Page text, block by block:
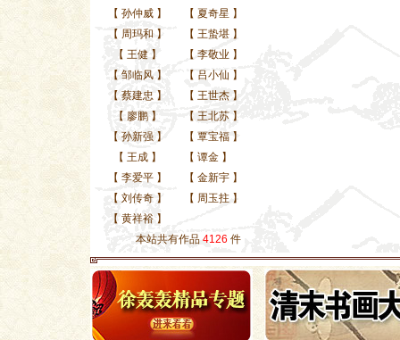
【 孙仲威】 【 夏奇星 】
【 周玛和 】 【 王蛰堪 】
【 王健】 【 李敬业 】
【 邹临风】 【 吕小仙 】
【 蔡建忠 】 【 王世杰 】
【 廖鹏】 【 王北苏 】
【 孙新强】 【 覃宝福 】
【 王成】 【 谭金 】
【 李爱平】 【 金新宇 】
【 刘传奇】 【 周玉拄 】
【 黄祥裕】
本站共有作品 4126 件